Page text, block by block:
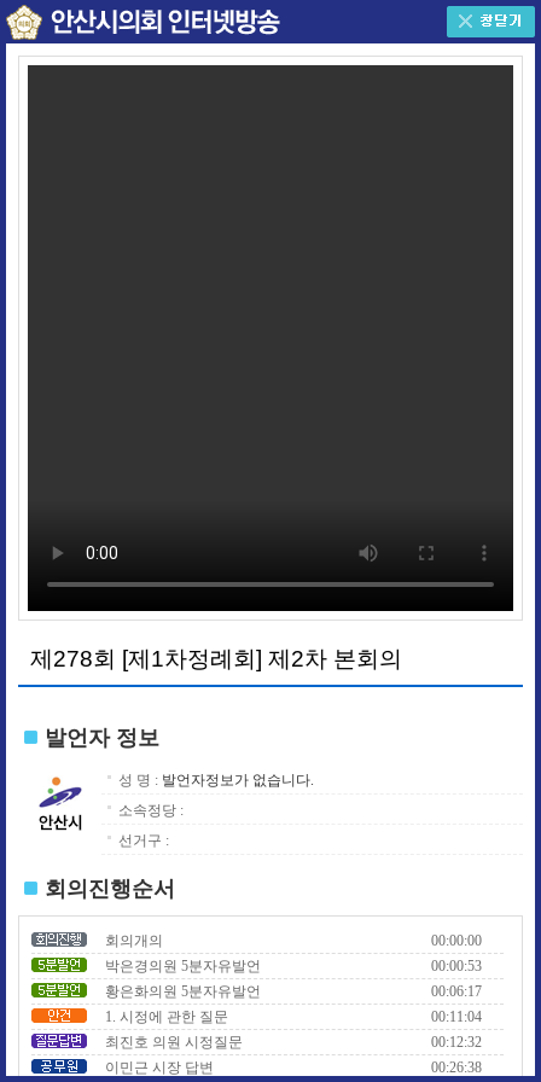
제278회 [제1차정례회] 제2차 본회의
발언자 정보
성 명 : 발언자정보가 없습니다.
소속정당 :
선거구 :
회의진행순서
회의개의
00:00:00
박은경의원 5분자유발언
00:00:53
황은화의원 5분자유발언
00:06:17
1. 시정에 관한 질문
00:11:04
최진호 의원 시정질문
00:12:32
이민근 시장 답변
00:26:38